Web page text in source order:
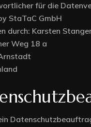
für die
StaTaC GmbH
durch: Karsten
Weg 18 a